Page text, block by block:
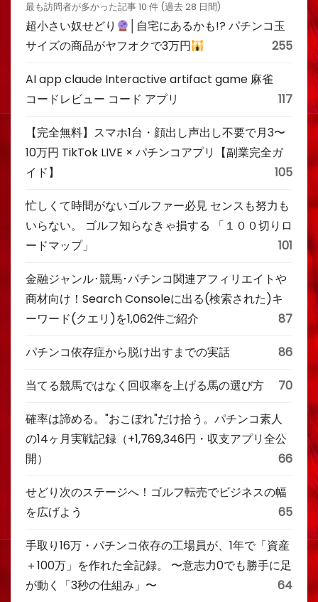
最も訪問者が多かった記事 10 件 (過去 28 日間)
超小さい奴せどり
│自宅にあるかも!? パチンコ玉
サイズの商品がヤフオクで3万円
255
AI app claude Interactive artifact game 麻雀
コードレビュー コード アプリ
117
【完全無料】スマホ1台・顔出し声出し不要で月3〜
10万円 TikTok LIVE × パチンコアプリ【副業完全ガ
イド】
105
忙しくて時間がないゴルファー必見 センスも努力も
いらない。 ゴルフ知らなきゃ損する 「１００切りロ
ードマップ」
101
金融ジャンル･競馬･パチンコ関連アフィリエイトや
商材向け！Search Consoleに出る(検索された)キ
ーワード(クエリ)を1,062件ご紹介
87
パチンコ依存症から脱け出すまでの実話 86
当てる競馬ではなく回収率を上げる馬の選び方 70
確率は諦める。"おこぼれ"だけ拾う。パチンコ素人
の14ヶ月実戦記録（+1,769,346円・収支アプリ全公
開）
66
せどり次のステージへ！ゴルフ転売でビジネスの幅
を広げよう
65
手取り16万・パチンコ依存の工場員が、1年で「資産
＋100万」を作れた全記録。 〜意志力0でも勝手に足
が動く「3秒の仕組み」〜
64